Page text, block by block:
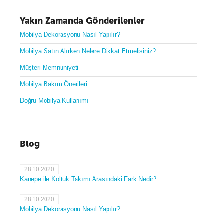
Yakın Zamanda Gönderilenler
Mobilya Dekorasyonu Nasıl Yapılır?
Mobilya Satın Alırken Nelere Dikkat Etmelisiniz?
Müşteri Memnuniyeti
Mobilya Bakım Önerileri
Doğru Mobilya Kullanımı
Blog
28.10.2020
Kanepe ile Koltuk Takımı Arasındaki Fark Nedir?
28.10.2020
Mobilya Dekorasyonu Nasıl Yapılır?